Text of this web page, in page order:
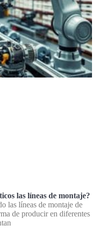
las líneas de montaje?
las líneas de montaje de
de producir en diferentes